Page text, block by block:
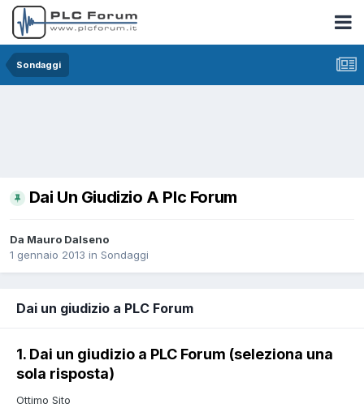
Sondaggi
Dai Un Giudizio A Plc Forum
Da Mauro Dalseno
1 gennaio 2013 in Sondaggi
Dai un giudizio a PLC Forum
1. Dai un giudizio a PLC Forum (seleziona una
sola risposta)
Ottimo Sito